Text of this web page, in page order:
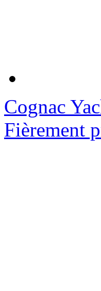
Cognac
Fièrement